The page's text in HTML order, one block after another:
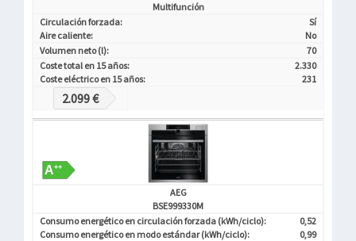
Multifunción
Circulación forzada:
Sí
Aire caliente:
No
Volumen neto (l):
70
Coste total en 15 años:
2.330
Coste eléctrico en 15 años:
231
2.099 €
AEG
BSE999330M
Consumo energético en circulación forzada (kWh/ciclo):
0,52
Consumo energético en modo estándar (kWh/ciclo):
0,99